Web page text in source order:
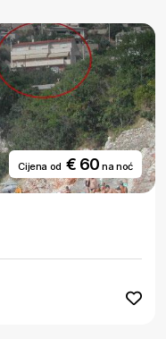
Cijena od € 60na noć